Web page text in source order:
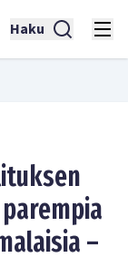
Haku
–